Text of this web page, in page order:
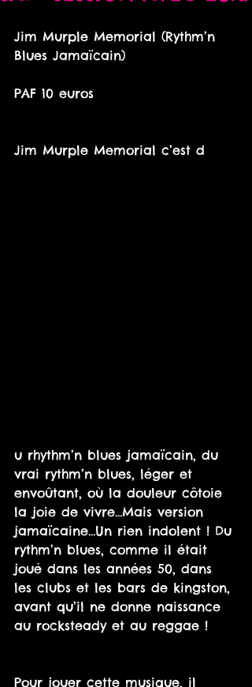
Jim Murple Memorial (Rythm’n
Blues Jamaïcain)
PAF 10 euros
Jim Murple Memorial c’est d
u rhythm’n blues jamaïcain, du
vrai rythm’n blues, léger et
envoûtant, où la douleur côtoie
la joie de vivre…Mais version
jamaïcaine…Un rien indolent ! Du
rythm’n blues, comme il était
joué dans les années 50, dans
les clubs et les bars de kingston,
avant qu’il ne donne naissance
au rocksteady et au reggae !
Pour jouer cette musique, il